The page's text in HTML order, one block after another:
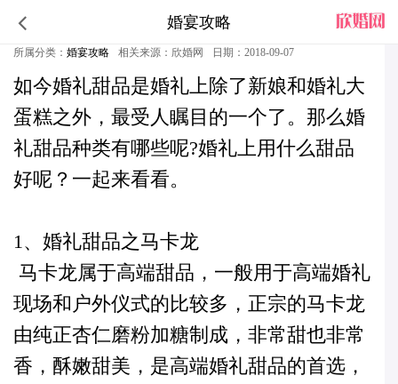
婚宴攻略
婚宴什么甜品最好_四款婚宴甜品推荐
所属分类： 婚宴攻略 相关来源：欣婚网 日期：2018-09-07
如今婚礼甜品是婚礼上除了新娘和婚礼大
蛋糕之外，最受人瞩目的一个了。 那么婚
礼甜品种类有哪些呢?婚礼上用什么甜品
好呢？ 一起来看看。
1、婚礼甜品之马卡龙
马卡龙属于高端甜品，一般用于高端婚礼
现场和户外仪式的比较多，正宗的马卡龙
由纯正杏仁磨粉加糖制成，非常甜也非常
香，酥嫩甜美，是高端婚礼甜品的首选，